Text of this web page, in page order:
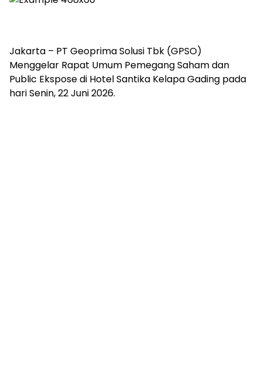
Jakarta – PT Geoprima Solusi Tbk (GPSO)
Menggelar Rapat Umum Pemegang Saham dan
Public Ekspose di Hotel Santika Kelapa Gading pada
hari Senin, 22 Juni 2026.